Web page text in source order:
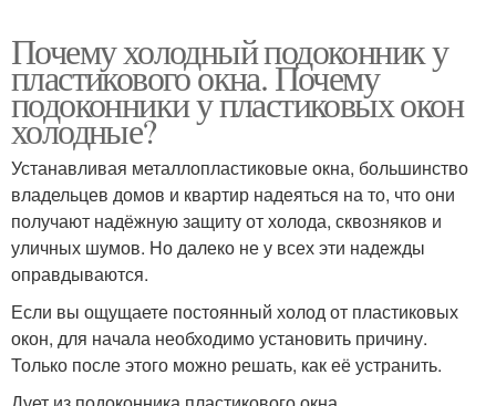
Почему холодный подоконник у
пластикового окна. Почему
подоконники у пластиковых окон
холодные?
Устанавливая металлопластиковые окна, большинство
владельцев домов и квартир надеяться на то, что они
получают надёжную защиту от холода, сквозняков и
уличных шумов. Но далеко не у всех эти надежды
оправдываются.
Если вы ощущаете постоянный холод от пластиковых
окон, для начала необходимо установить причину.
Только после этого можно решать, как её устранить.